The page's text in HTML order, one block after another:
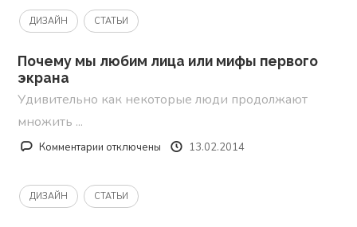
ДИЗАЙН СТАТЬИ
Почему мы любим лица или мифы первого
экрана
Удивительно как некоторые люди продолжают
множить ...
Комментариик
мы
отключены 13.02.2014
ДИЗАЙН СТАТЬИ